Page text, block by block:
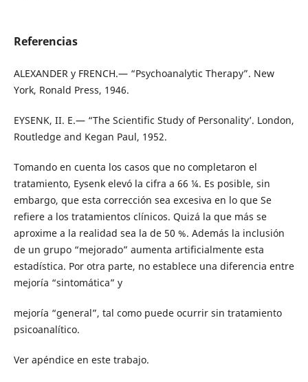
Referencias
ALEXANDER y FRENCH.— “Psychoanalytic Therapy”. New
York, Ronald Press, 1946.
EYSENK, II. E.— “The Scientific Study of Personality’. London,
Routledge and Kegan Paul, 1952.
Tomando en cuenta los casos que no completaron el
tratamiento, Eysenk elevó la cifra a 66 ¼. Es posible, sin
embargo, que esta corrección sea excesiva en lo que Se
refiere a los tratamientos clínicos. Quizá la que más se
aproxime a la realidad sea la de 50 %. Además la inclusión
de un grupo “mejorado” aumenta artificialmente esta
estadística. Por otra parte, no establece una diferencia entre
mejoría “sintomática” y
mejoría “general”, tal como puede ocurrir sin tratamiento
psicoanalítico.
Ver apéndice en este trabajo.